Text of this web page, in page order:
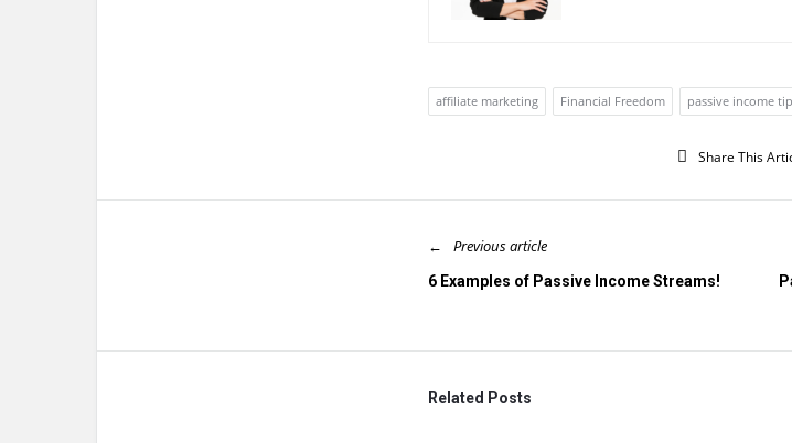
affiliate marketing Financial Freedom passive income
Share This
Previous article
6 Examples of Passive Income Streams!
Related Posts